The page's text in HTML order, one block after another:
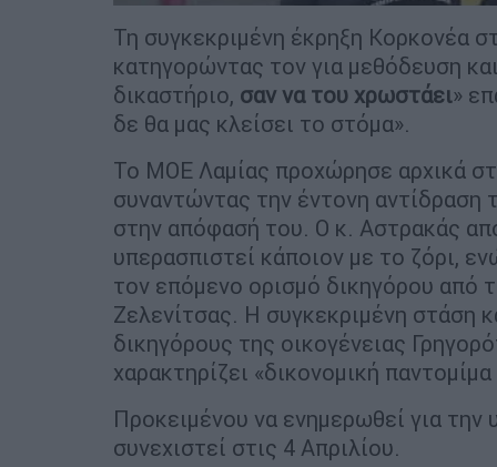
Τη συγκεκριμένη έκρηξη Κορκονέα
κατηγορώντας τον για μεθόδευση
δικαστήριο, σαν να του χρωστάει»
δε θα μας κλείσει το στόμα».
Το ΜΟΕ Λαμίας προχώρησε αρχικά
συναντώντας την έντονη
στην απόφασή του. Ο κ. Αστρακάς
υπερασπιστεί κάποιον με το ζόρι,
τον επόμενο ορισμό δικηγόρου από
Ζελενίτσας. Η συγκεκριμένη στάση
δικηγόρους της οικογένειας
χαρακτηρίζει «δικονομική
Προκειμένου να ενημερωθεί για την
συνεχιστεί στις 4 Απριλίου.